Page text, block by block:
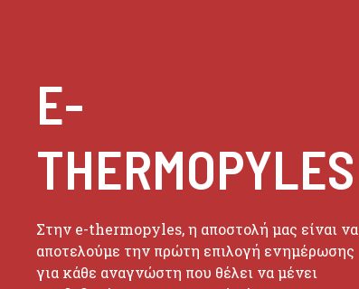
E-
THERMOPYLES
Στην e-thermopyles, η αποστολή μας είναι να
αποτελούμε την πρώτη επιλογή ενημέρωσης
για κάθε αναγνώστη που θέλει να μένει